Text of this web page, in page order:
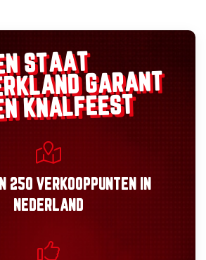
STAAT
GARANT
KNALFEEST
250 VERKOOPPUNTEN
IN
NEDERLAND